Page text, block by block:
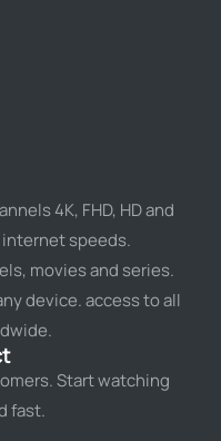
4K, FHD, HD and
internet speeds.
movies and series.
device. access to all
Start watching
fast.